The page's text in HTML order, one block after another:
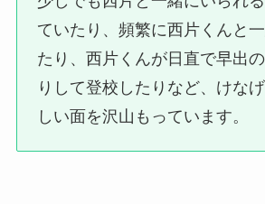
ていたり、頻繁に西片くんと
たり、西片くんが日直で早出
りして登校したりなど、けな
しい面を沢山もっています。